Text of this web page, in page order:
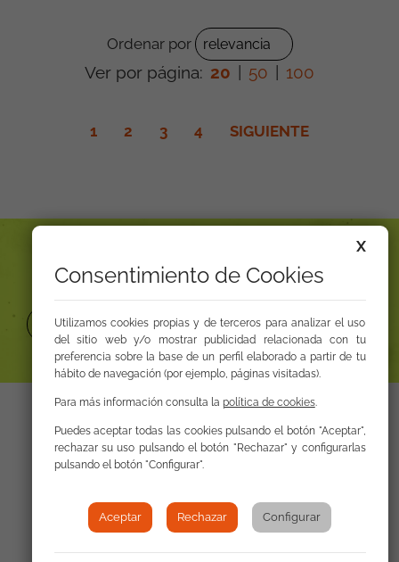
Ordenar por
Ver por página: 20 50 100
1 2 3 4 SIGUIENTE
¿No encuentras lo que buscas
Sala de prensa Centro de documentación
Contacta con nosotros
X
Consentimiento de Cookies
Utilizamos cookies propias y de terceros para analizar el uso
del sitio web y/o mostrar publicidad relacionada con tu
preferencia sobre la base de un perfil elaborado a partir de tu
hábito de navegación (por ejemplo, páginas visitadas).
Para más información consulta la política de cookies.
Puedes aceptar todas las cookies pulsando el botón "Aceptar",
rechazar su uso pulsando el botón "Rechazar" y configurarlas
pulsando el botón "Configurar".
Aceptar Rechazar Configurar